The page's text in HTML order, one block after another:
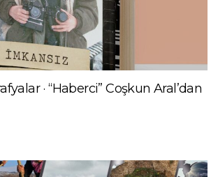
· “Haberci” Coşkun Aral’dan